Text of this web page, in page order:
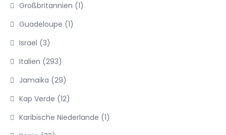
Großbritannien (1)
Guadeloupe (1)
Israel (3)
Italien (293)
Jamaika (29)
Kap Verde (12)
Karibische Niederlande (1)